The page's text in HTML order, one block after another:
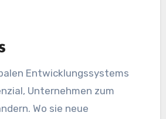
Entwicklungssystems
Unternehmen zum
Wo sie neue